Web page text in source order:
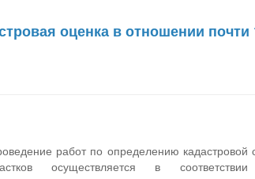
оценка в отношении
работ по определению кадастровой
осуществляется в